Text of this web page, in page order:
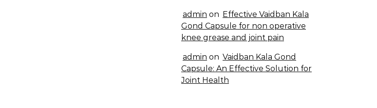
admin on Effective Vaidban Kala
Gond Capsule for non operative
knee grease and joint pain
admin on Vaidban Kala Gond
Capsule: An Effective Solution for
Joint Health